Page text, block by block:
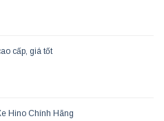
cấp, giá tốt
Hino Chính Hãng